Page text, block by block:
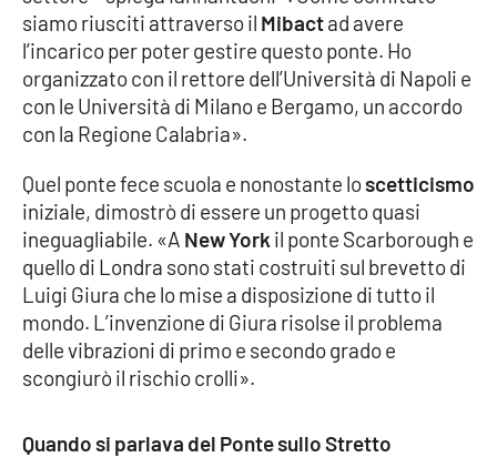
EDIZIONI
LOCALI
Catanzaro
Crotone
Vibo Valentia
Reggio Calabria
Cosenza
siamo riusciti attraverso il Mibactad avere
l’incarico per poter gestire questo ponte. Ho
organizzato con il rettore dell’Università di Napoli e
con le Università di Milano e Bergamo, un accordo
con la Regione Calabria».
Quel ponte fece scuola e nonostante loscetticismo
iniziale, dimostrò di essere un progetto quasi
ineguagliabile. «A New York il ponte Scarborough e
quello di Londra sono stati costruiti sul brevetto di
Luigi Giura che lo mise a disposizione di tutto il
mondo. L’invenzione di Giura risolse il problema
delle vibrazioni di primo e secondo grado e
scongiurò il rischio crolli».
Quando si parlava del Ponte sullo Stretto